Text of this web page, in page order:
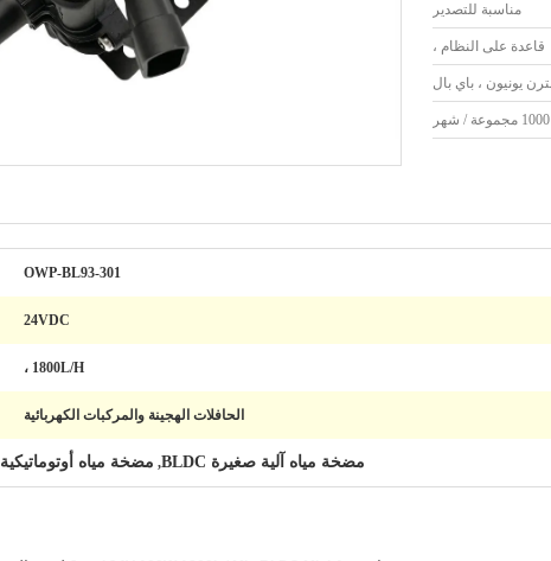
مناسبة للتصدير
قاعدة على النظام ،
1000 مجموعة / شهر
OWP-BL93-301
24VDC
1800L/H ،
الحافلات الهجينة والمركبات الكهربائية
مضخة مياه آلية صغيرة BLDC , مضخة مياه أوتوماتيكية 1800 لتر / دقيقة